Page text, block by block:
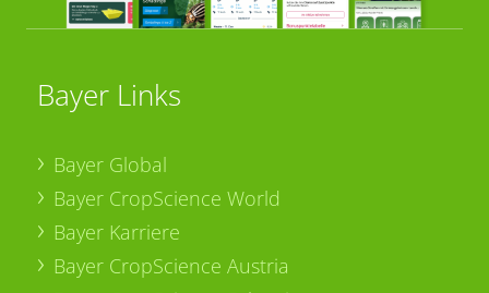
Bayer Links
Bayer Global
Bayer CropScience World
Bayer Karriere
Bayer CropScience Austria